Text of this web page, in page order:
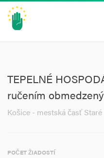
TEPELNÉ
ručením
Košice - mestská časť
POČET ŽIADOSTÍ